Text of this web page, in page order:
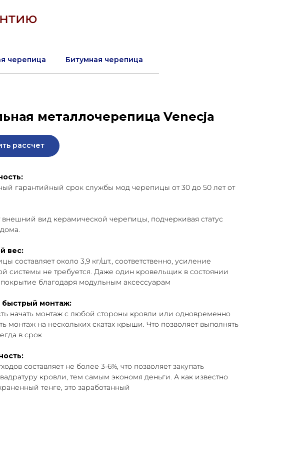
черепица Битумная черепица
металлочерепица Venecja
рассчет
гарантийный срок службы мод черепицы от 30 до 50 лет от
вид керамической черепицы, подчеркивая статус
вес:
составляет около 3,9 кг/шт., соответственно, усиление
системы не требуется. Даже один кровельщик в состоянии
благодаря модульным аксессуарам
быстрый монтаж:
начать монтаж с любой стороны кровли или одновременно
монтаж на нескольких скатах крыши. Что позволяет выполнять
в срок
составляет не более 3-6%, что позволяет закупать
кровли, тем самым экономя деньги. А как известно
тенге, это заработанный